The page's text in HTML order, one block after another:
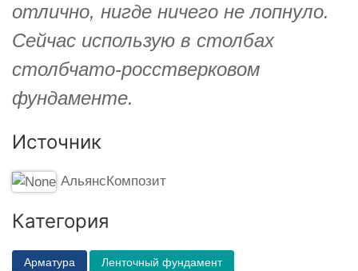
отлично, нигде ничего не лопнуло.
Сейчас использую в столбах
столбчато-росстверковом
фундаменте.
Источник
АльянсКомпозит
Категория
Арматура Ленточный фундамент